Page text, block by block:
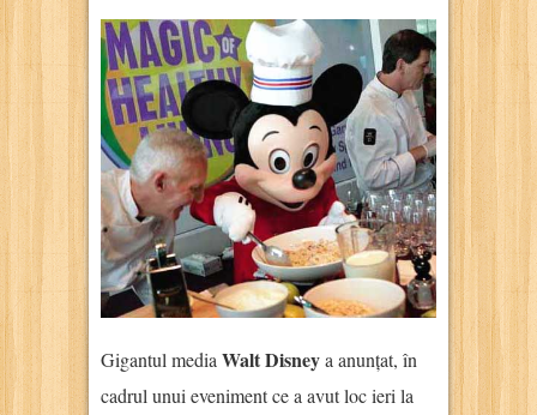
Gigantul media Walt Disneya anunțat, în
cadrul unui eveniment ce a avut loc ieri la